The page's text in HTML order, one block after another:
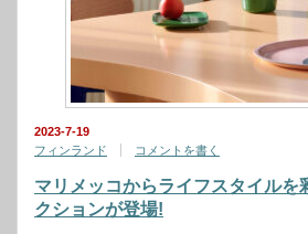
2023-7-19
フィンランド
コメントを書く
マリメッコからライフスタイルを
クションが登場!